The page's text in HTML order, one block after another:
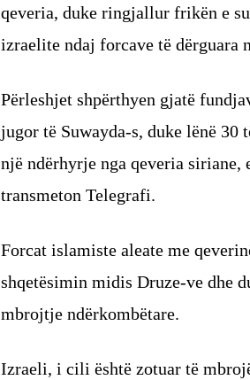
qeveria, duke ringjallur frikën e
izraelite ndaj forcave të dërguara
Përleshjet shpërthyen gjatë
jugor të Suwayda-s, duke lënë 30
një ndërhyrje nga qeveria siriane,
transmeton Telegrafi.
Forcat islamiste aleate me
shqetësimin midis Druze-ve dhe
mbrojtje ndërkombëtare.
Izraeli, i cili është zotuar të